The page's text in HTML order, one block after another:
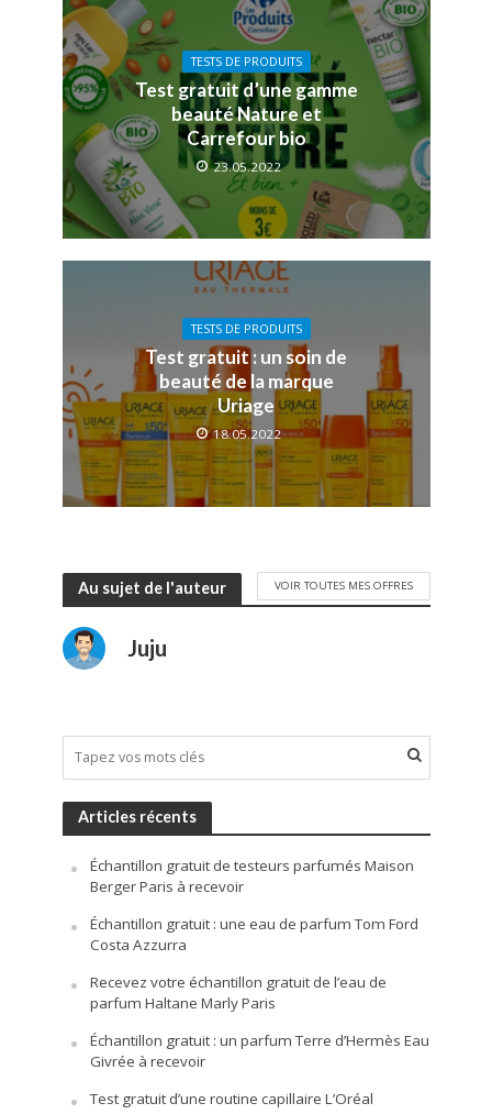
TESTS DE PRODUITS
Test gratuit d’une gamme
beauté Nature et
Carrefour bio
23.05.2022
TESTS DE PRODUITS
Test gratuit : un soin de
beauté de la marque
Uriage
18.05.2022
Au sujet de l'auteur VOIR TOUTES MES OFFRES
Juju
Articles récents
Échantillon gratuit de testeurs parfumés Maison
Berger Paris à recevoir
Échantillon gratuit : une eau de parfum Tom Ford
Costa Azzurra
Recevez votre échantillon gratuit de l’eau de
parfum Haltane Marly Paris
Échantillon gratuit : un parfum Terre d’Hermès Eau
Givrée à recevoir
Test gratuit d’une routine capillaire L’Oréal